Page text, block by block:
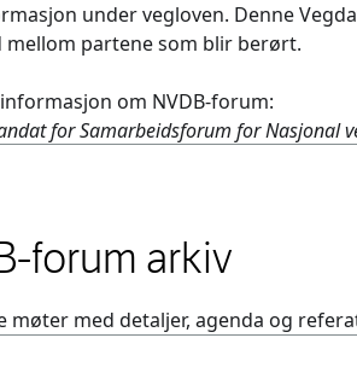
under vegloven. Denne
mellom partene som blir berørt.
om NVDB-forum:
for Samarbeidsforum for Nasjonal
forum arkiv
møter med detaljer, agenda og